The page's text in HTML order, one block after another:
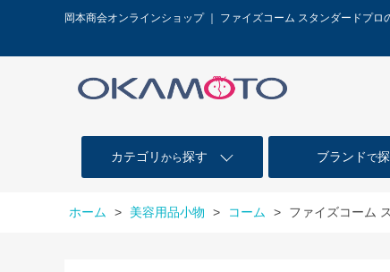
岡本商会オンラインショップ ｜ ファイズコーム スタンダードプロ
カテゴリ から探す ブランドで
ホーム > 美容用品小物 > コーム > ファイズコーム